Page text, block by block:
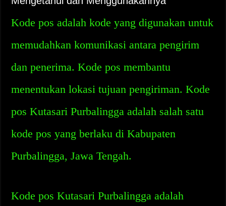
Kode pos adalah kode yang digunakan untuk
memudahkan komunikasi antara pengirim
dan penerima. Kode pos membantu
menentukan lokasi tujuan pengiriman. Kode
pos Kutasari Purbalingga adalah salah satu
kode pos yang berlaku di Kabupaten
Purbalingga, Jawa Tengah.
Kode pos Kutasari Purbalingga adalah